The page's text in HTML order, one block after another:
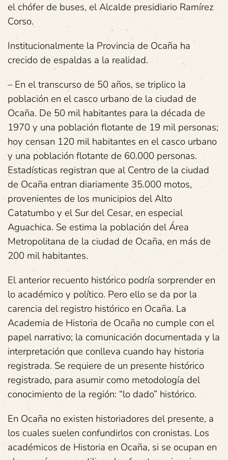
el chófer de buses, el Alcalde presidiario Ramírez
Corso.
Institucionalmente la Provincia de Ocaña ha
crecido de espaldas a la realidad.
– En el transcurso de 50 años, se triplico la
población en el casco urbano de la ciudad de
Ocaña. De 50 mil habitantes para la década de
1970 y una población flotante de 19 mil personas;
hoy censan 120 mil habitantes en el casco urbano
y una población flotante de 60.000 personas.
Estadísticas registran que al Centro de la ciudad
de Ocaña entran diariamente 35.000 motos,
provenientes de los municipios del Alto
Catatumbo y el Sur del Cesar, en especial
Aguachica. Se estima la población del Área
Metropolitana de la ciudad de Ocaña, en más de
200 mil habitantes.
El anterior recuento histórico podría sorprender en
lo académico y político. Pero ello se da por la
carencia del registro histórico en Ocaña. La
Academia de Historia de Ocaña no cumple con el
papel narrativo; la comunicación documentada y la
interpretación que conlleva cuando hay historia
registrada. Se requiere de un presente histórico
registrado, para asumir como metodología del
conocimiento de la región: “lo dado” histórico.
En Ocaña no existen historiadores del presente, a
los cuales suelen confundirlos con cronistas. Los
académicos de Historia en Ocaña, si se ocupan en